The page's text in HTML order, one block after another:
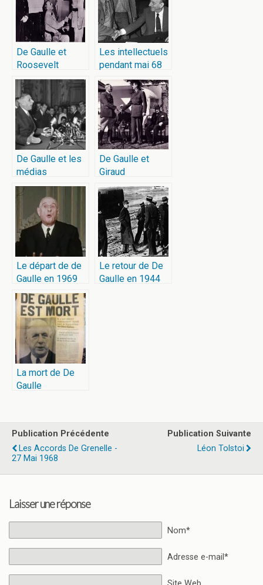
De Gaulle et
Roosevelt
Les intellectuels
pendant mai 68
De Gaulle et les
médias
De Gaulle et
Giraud
Le départ de de
Gaulle en 1969
Le retour de De
Gaulle en 1944
La mort de De
Gaulle
Publication Précédente
Les Accords De Grenelle -
27 Mai 1968
Publication Suivante
Léon Tolstoi
Laisser une réponse
Nom*
Adresse e-mail*